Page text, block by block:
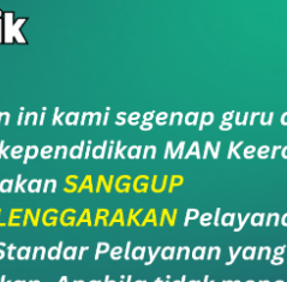
Media
Media Madrasah